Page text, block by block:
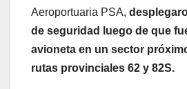
Aeroportuaria PSA,
de seguridad luego de que
avioneta en un sector
rutas provinciales 62 y 82S.